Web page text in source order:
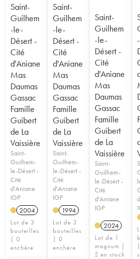
Saint-
Guilhem
-le-
Désert -
Cité
d'Aniane
Mas
Daumas
Gassac
Famille
Guibert
de La
Vaissière
Saint-
Guilhem-
le-Désert -
Cité
d'Aniane
IGP
2004
Lot de 3
bouteilles
| 0
enchère
Saint-
Guilhem
-le-
Désert -
Cité
d'Aniane
Mas
Daumas
Gassac
Famille
Guibert
de La
Vaissière
Saint-
Guilhem-
le-Désert -
Cité
d'Aniane
IGP
1994
Lot de 3
bouteilles
| 0
enchère
Saint-
Guilhem
-le-
Désert -
Cité
d'Aniane
Mas
Daumas
Gassac
Famille
Guibert
de La
Vaissière
Saint-
Guilhem-
le-Désert -
Cité
d'Aniane
IGP
2024
Lot de 1
magnum |
2 en stock